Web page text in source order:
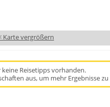
Karte vergrößern
Reisetipps vorhanden.
aus, um mehr Ergebnisse